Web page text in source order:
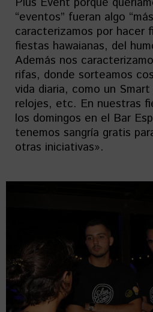
“eventos” fueran algo
caracterizamos por hacer
fiestas hawaianas, del
Además nos
rifas, donde sorteamos
vida diaria, como un
relojes, etc. En nuestras
los domingos en el Bar
tenemos sangría gratis
otras iniciativas».